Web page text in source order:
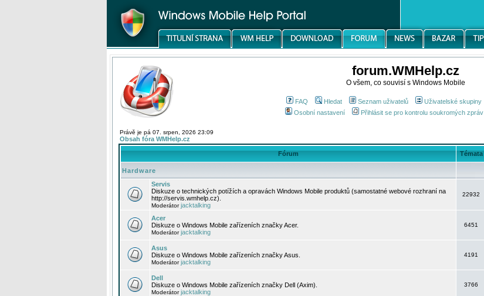
forum.WMHelp.cz
O všem, co souvisí s Windows Mobile
FAQ Hledat Seznam uživatelů Uživatelské skupiny
Osobní nastavení
Přihlásit se pro kontrolu soukromých zpráv
Právě je pá 07. srpen, 2026 23:09
Obsah fóra WMHelp.cz
Fórum Témata
Hardware
Servis
Diskuze o technických potížích a opravách Windows Mobile produktů (samostatné webové rozhraní na
http://servis.wmhelp.cz).
Moderátorjacktalking
22932
Acer
Diskuze o Windows Mobile zařízeních značky Acer.
Moderátorjacktalking
6451
Asus
Diskuze o Windows Mobile zařízeních značky Asus.
Moderátorjacktalking
4191
Dell
Diskuze o Windows Mobile zařízeních značky Dell (Axim).
Moderátorjacktalking
3766